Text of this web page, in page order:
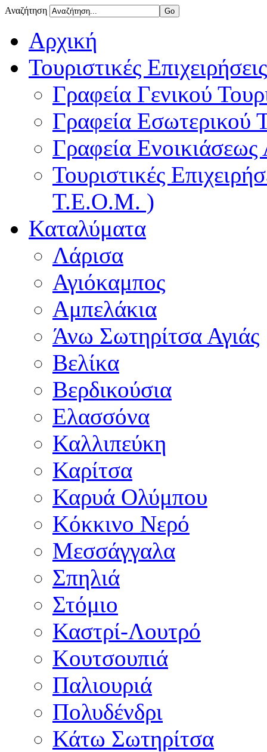
Αναζήτηση
Αρχική
Τουριστικές Επιχειρήσεις
Γραφεία Γενικού
Γραφεία Εσωτερικού
Γραφεία
Τουριστικές
Τ.Ε.Ο.Μ. )
Καταλύματα
Λάρισα
Αγιόκαμπος
Αμπελάκια
Άνω Σωτηρίτσα Αγιάς
Βελίκα
Βερδικούσια
Ελασσόνα
Καλλιπεύκη
Καρίτσα
Καρυά Ολύμπου
Κόκκινο Νερό
Μεσσάγγαλα
Σπηλιά
Στόμιο
Καστρί-Λουτρό
Κουτσουπιά
Παλιουριά
Πολυδένδρι
Κάτω Σωτηρίτσα